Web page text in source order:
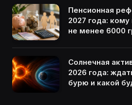
Пенсионная
2027 года:
не менее 6000
Солнечная
2026 года:
бурю и какой